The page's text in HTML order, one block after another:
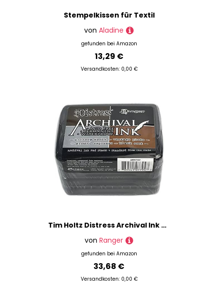
Stempelkissen für Textil
von Aladine
gefunden bei Amazon
13,29 €
Versandkosten: 0,00 €
Tim Holtz Distress Archival Ink Pad Stack-Basics -MPK77947
von Ranger
gefunden bei Amazon
33,68 €
Versandkosten: 0,00 €